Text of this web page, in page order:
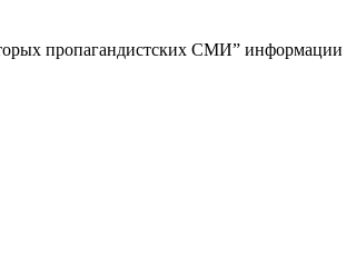
пропагандистских СМИ” информации